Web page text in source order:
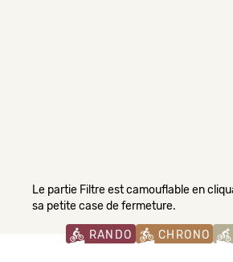
Le partie Filtre est camouflable en
sa petite case de fermeture.
RANDO CHRONO